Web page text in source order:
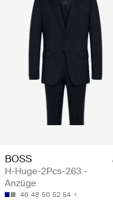
BOSS
H-Huge-2Pcs-263 -
Anzüge
46 48 50 52 54